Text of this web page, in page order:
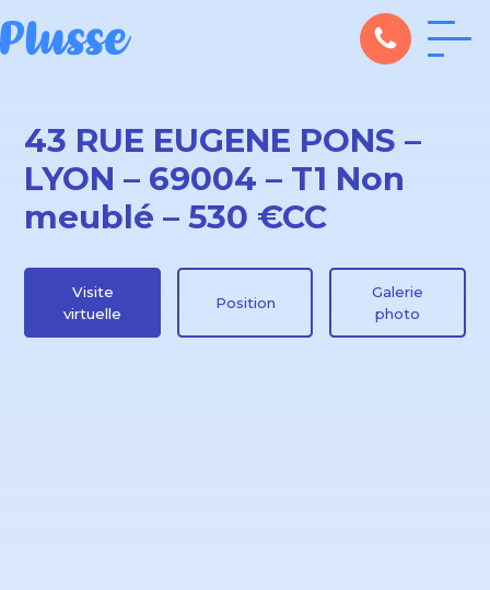
43 RUE EUGENE PONS –
LYON – 69004 – T1 Non
meublé – 530 €CC
Visite
virtuelle
Position
Galerie
photo